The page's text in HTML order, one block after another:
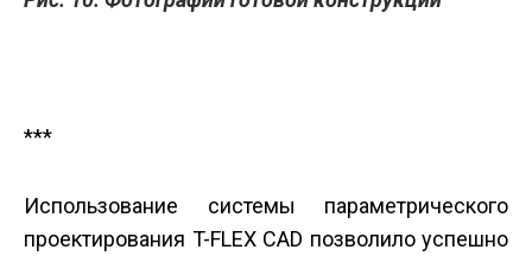
***
Использование системы параметрического
проектирования T-FLEX CAD позволило успешно